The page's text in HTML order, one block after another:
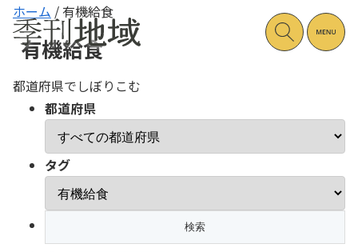
ホーム / 有機給食
有機給食
都道府県でしぼりこむ
都道府県
タグ